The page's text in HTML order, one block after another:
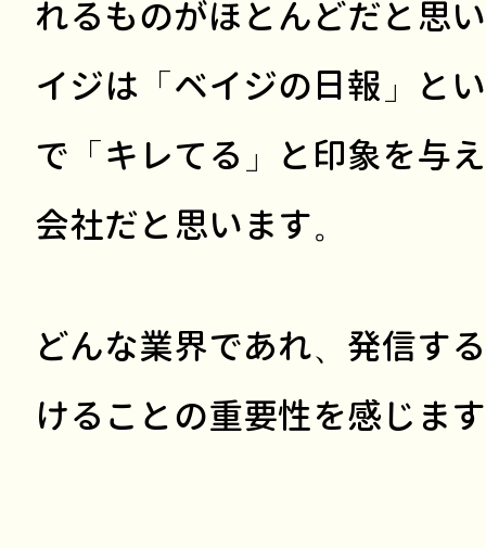
れるものがほとんどだと思
イジは「ベイジの日報」と
で「キレてる」と印象を与
会社だと思います。
どんな業界であれ、発信す
けることの重要性を感じま